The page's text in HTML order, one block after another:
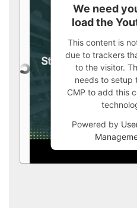
We need
load the
This content is
due to trackers
to the visitor.
needs to setup
CMP to add this
Powered by